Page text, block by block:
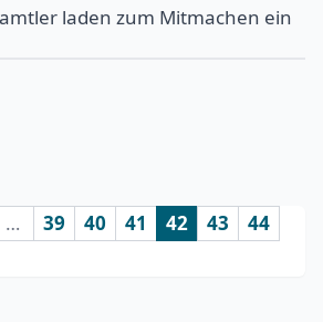
laden zum Mitmachen ein
… 39 40 41 42 43
44